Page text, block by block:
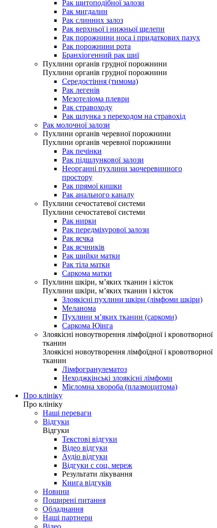
Рак щитоподібної залози
Рак мигдалин
Рак слинних залоз
Рак верхньої і нижньої щелепи
Рак порожнини носа і придаткових пазух
Рак порожнини рота
Бранхіогенний рак шиї
Пухлини органів грудної порожнини
Пухлини органів грудної порожнини
Середостіння (тимома)
Рак легенів
Мезотеліома плеври
Рак стравоходу
Рак шлунка з переходом на стравохід
Рак молочної залози
Пухлини органів черевної порожнини
Пухлини органів черевної порожнини
Рак печінки
Рак підшлункової залози
Неорганні пухлини заочеревинного
простору
Рак прямої кишки
Рак анального каналу
Пухлини сечостатевої системи
Пухлини сечостатевої системи
Рак нирки
Рак передміхурової залози
Рак яєчка
Рак яєчників
Рак шийки матки
Рак тіла матки
Саркома матки
Пухлини шкіри, м’яких тканин і кісток
Пухлини шкіри, м’яких тканин і кісток
Злоякісні пухлини шкіри (лімфоми шкіри)
Меланома
Пухлини м’яких тканин (саркоми)
Саркома Юінга
Злоякісні новоутворення лімфоїдної і кровотворної
тканин
Злоякісні новоутворення лімфоїдної і кровотворної
тканин
Лімфогранулематоз
Неходжкінські злоякісні лімфоми
Мієломна хвороба (плазмоцитома)
Про клініку
Про клініку
Наші переваги
Відгуки
Відгуки
Текстові відгуки
Відео відгуки
Аудіо відгуки
Відгуки с соц. мереж
Результати лікування
Книга відгуків
Новини
Поширені питання
Обладнання
Наші партнери
Відео